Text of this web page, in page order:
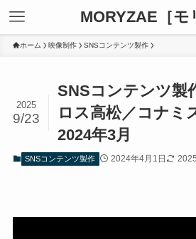
MORYZAE［モ
ホーム 映像制作 SNSコンテンツ製作
SNSコンテンツ
ロス高松／コナ
2024年3月
2025
9/23
SNSコンテンツ製作 2024年4月1日